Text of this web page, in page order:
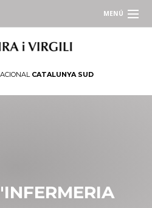
MENÚ
CATALUNYA SUD